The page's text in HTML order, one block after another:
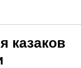
казаков